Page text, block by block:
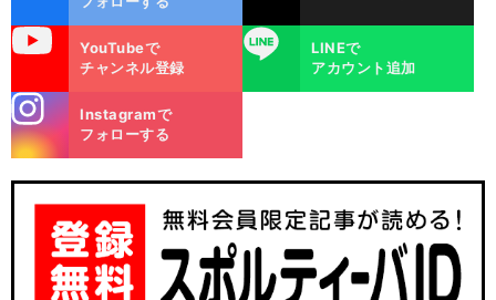
YouTubeで
チャンネル登録
LINE
LINEで
アカウント追加
m
Instagramで
フォローする